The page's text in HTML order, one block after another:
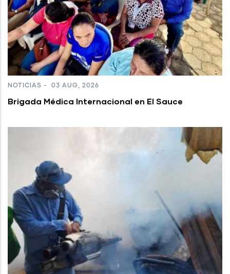
NOTICIAS - 03 AUG, 2026
Brigada Médica Internacional en El Sauce